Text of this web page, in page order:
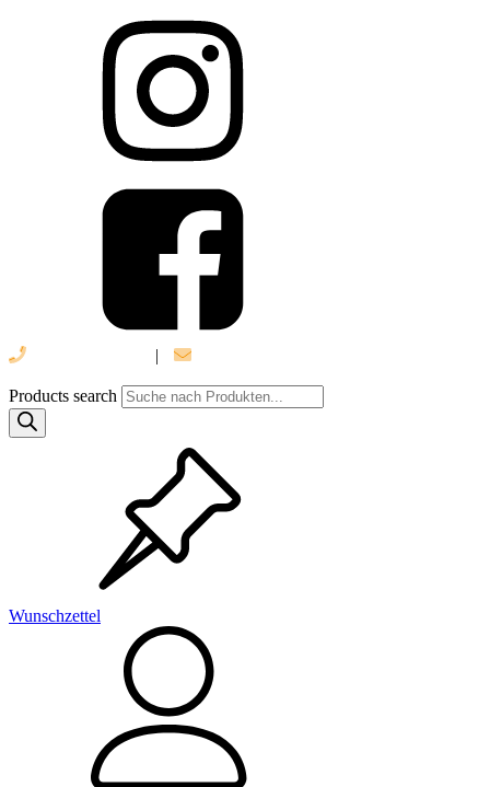
|
Products search
Wunschzettel